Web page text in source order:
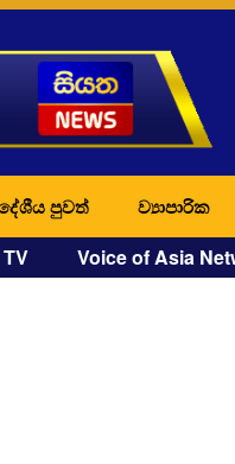
පුවත් ව්‍යාපාරික
Voice of Asia